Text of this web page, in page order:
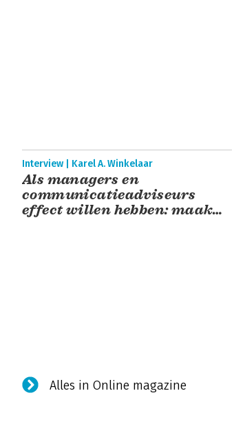
Interview | Karel A. Winkelaar
Als managers en
communicatieadviseurs
effect willen hebben: maak
Alles in Online magazine